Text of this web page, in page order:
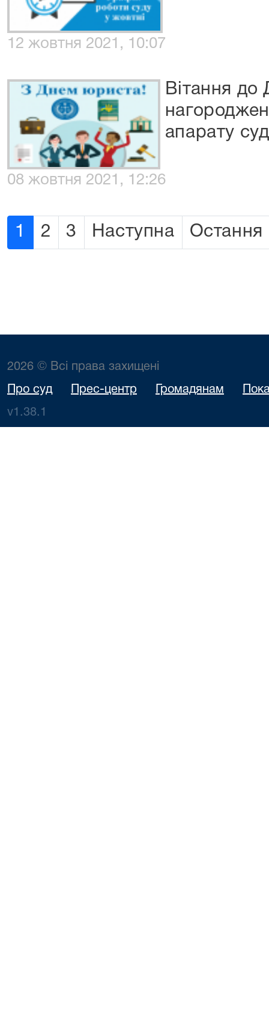
12 жовтня 2021, 10:07
Вітання до
апарату
08 жовтня 2021, 12:26
1 2 3 Наступна Остання
2026 © Всі права захищені
Про суд Прес-центр Громадянам
v1.38.1